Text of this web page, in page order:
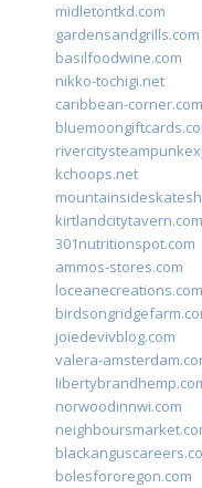
midletontkd.com
gardensandgrills.com
basilfoodwine.com
nikko-tochigi.net
caribbean-corner.com
kchoops.net
kirtlandcitytavern.com
301nutritionspot.com
ammos-stores.com
loceanecreations.com
joiedevivblog.com
valera-
norwoodinnwi.com
bolesfororegon.com